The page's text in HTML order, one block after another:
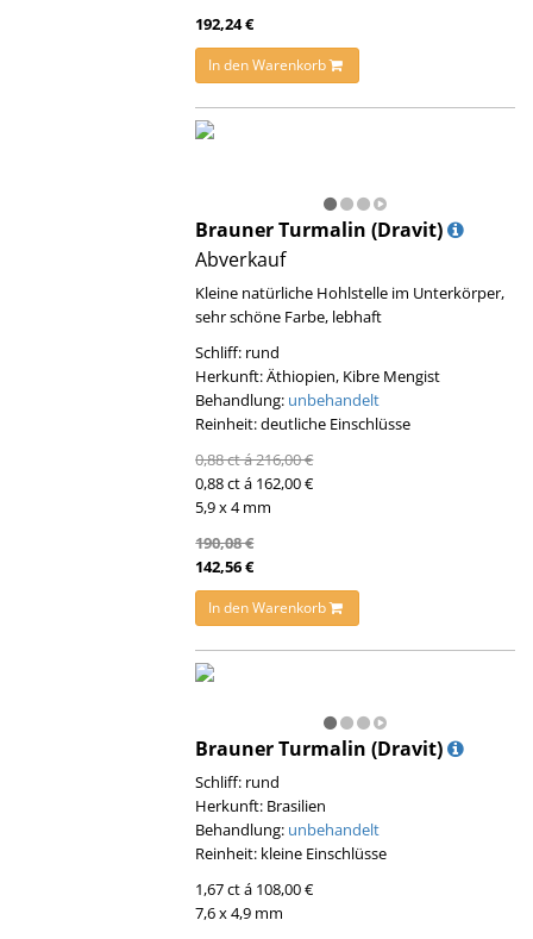
192,24 €
In den Warenkorb
Brauner Turmalin (Dravit)
Abverkauf
Kleine natürliche Hohlstelle im Unterkörper,
sehr schöne Farbe, lebhaft
Schliff: rund
Herkunft: Äthiopien, Kibre Mengist
Behandlung: unbehandelt
Reinheit: deutliche Einschlüsse
0,88 ct á 216,00 €
0,88 ct á 162,00 €
5,9 x 4 mm
190,08 €
142,56 €
In den Warenkorb
Brauner Turmalin (Dravit)
Schliff: rund
Herkunft: Brasilien
Behandlung: unbehandelt
Reinheit: kleine Einschlüsse
1,67 ct á 108,00 €
7,6 x 4,9 mm